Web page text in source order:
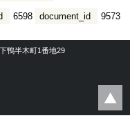
document_id 9573
6598
鴨半木町1番地29